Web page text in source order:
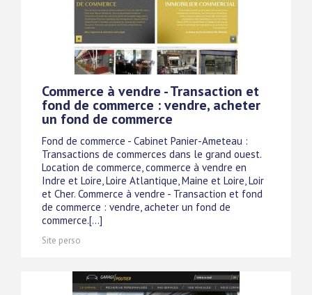
Commerce à vendre - Transaction et
fond de commerce : vendre, acheter
un fond de commerce
Fond de commerce - Cabinet Panier-Ameteau :
Transactions de commerces dans le grand ouest.
Location de commerce, commerce à vendre en
Indre et Loire, Loire Atlantique, Maine et Loire, Loir
et Cher. Commerce à vendre - Transaction et fond
de commerce : vendre, acheter un fond de
commerce.[...]
Site perso